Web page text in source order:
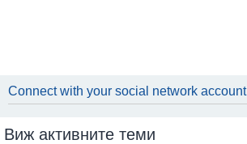
Connect with your social network account
Виж активните теми